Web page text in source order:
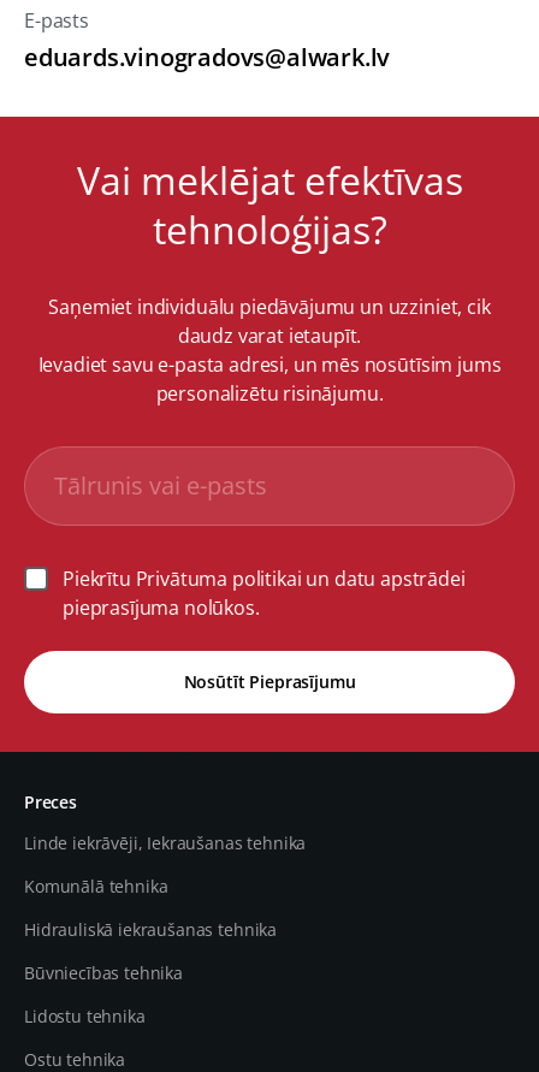
E-pasts
eduards.vinogradovs@alwark.lv
Vai meklējat efektīvas
tehnoloģijas?
Saņemiet individuālu piedāvājumu un uzziniet, cik
daudz varat ietaupīt.
Ievadiet savu e-pasta adresi, un mēs nosūtīsim jums
personalizētu risinājumu.
Piekrītu Privātuma politikai un datu apstrādei
pieprasījuma nolūkos.
Nosūtīt Pieprasījumu
Preces
Linde iekrāvēji, Iekraušanas tehnika
Komunālā tehnika
Hidrauliskā iekraušanas tehnika
Būvniecības tehnika
Lidostu tehnika
Ostu tehnika